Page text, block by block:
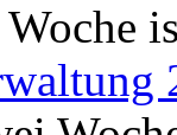
Woche